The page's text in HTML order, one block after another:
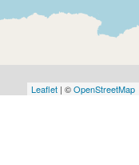
Leaflet | ©OpenStreetMap